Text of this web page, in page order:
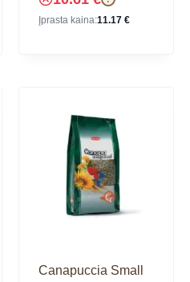
Įprasta kaina:11.17 €
Canapuccia Small